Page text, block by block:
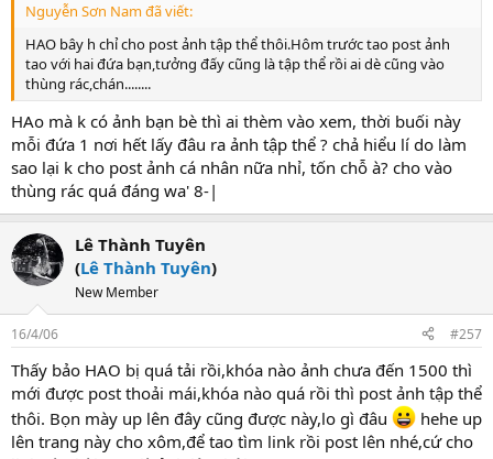
Nguyễn Sơn Nam đã viết:
HAO bây h chỉ cho post ảnh tập thể thôi.Hôm trước tao post ảnh
tao với hai đứa bạn,tưởng đấy cũng là tập thể rồi ai dè cũng vào
thùng rác,chán........
HAo mà k có ảnh bạn bè thì ai thèm vào xem, thời buối này
mỗi đứa 1 nơi hết lấy đâu ra ảnh tập thể ? chả hiểu lí do làm
sao lại k cho post ảnh cá nhân nữa nhỉ, tốn chỗ à? cho vào
thùng rác quá đáng wa' 8-|
Lê Thành Tuyên
(Lê Thành Tuyên)
New Member
16/4/06 #257
Thấy bảo HAO bị quá tải rồi,khóa nào ảnh chưa đến 1500 thì
mới được post thoải mái,khóa nào quá rồi thì post ảnh tập thể
thôi. Bọn mày up lên đây cũng được này,lo gì đâu
hehe up
lên trang này cho xôm,để tao tìm link rồi post lên nhé,cứ cho